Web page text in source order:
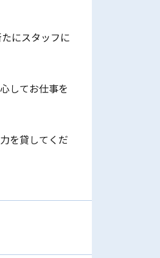
にスタッフに
してお仕事を
を貸してくだ